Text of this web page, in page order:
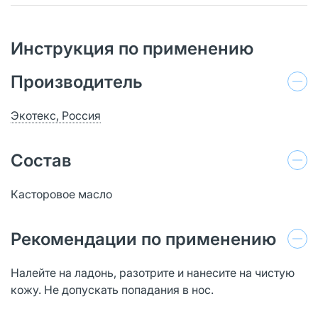
Инструкция по применению
Производитель
Экотекс, Россия
Состав
Касторовое масло
Рекомендации по применению
Налейте на ладонь, разотрите и нанесите на чистую
кожу. Не допускать попадания в нос.